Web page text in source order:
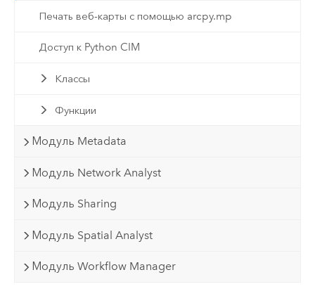
Печать веб-карты с помощью arcpy.mp
Доступ к Python CIM
Классы
Функции
Модуль Metadata
Модуль Network Analyst
Модуль Sharing
Модуль Spatial Analyst
Модуль Workflow Manager